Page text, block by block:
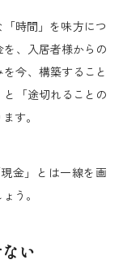
時間」を味方につ
、入居者様からの
今、構築すること
「途切れることの
す。
金」とは一線を画
う。
い